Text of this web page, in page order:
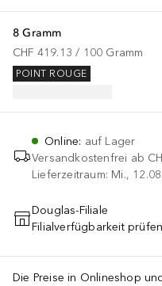
8 Gramm
CHF 419.13 / 100 Gramm
POINT ROUGE
Online: auf Lager
Versandkostenfrei ab
Lieferzeitraum: Mi.,
IN DEN
Douglas-Filiale
Filialverfügbarkeit prüfen
Die Preise in Onlineshop